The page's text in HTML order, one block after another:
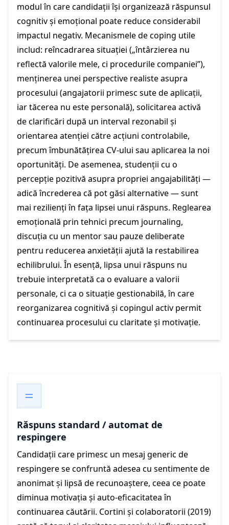
modul în care candidații își organizează răspunsul
cognitiv și emoțional poate reduce considerabil
impactul negativ. Mecanismele de coping utile
includ: reîncadrarea situației („întârzierea nu
reflectă valorile mele, ci procedurile companiei”),
menținerea unei perspective realiste asupra
procesului (angajatorii primesc sute de aplicații,
iar tăcerea nu este personală), solicitarea activă
de clarificări după un interval rezonabil și
orientarea atenției către acțiuni controlabile,
precum îmbunătățirea CV-ului sau aplicarea la noi
oportunități. De asemenea, studenții cu o
percepție pozitivă asupra propriei angajabilități —
adică încrederea că pot găsi alternative — sunt
mai rezilienți în fața lipsei unui răspuns. Reglearea
emoțională prin tehnici precum journaling,
discuția cu un mentor sau pauze deliberate
pentru reducerea anxietății ajută la restabilirea
echilibrului. În esență, lipsa unui răspuns nu
trebuie interpretată ca o evaluare a valorii
personale, ci ca o situație gestionabilă, în care
reorganizarea cognitivă și copingul activ permit
continuarea procesului cu claritate și motivație.
Răspuns standard / automat de
respingere
Candidații care primesc un mesaj generic de
respingere se confruntă adesea cu sentimente de
anonimat și lipsă de recunoaștere, ceea ce poate
diminua motivația și auto-eficacitatea în
continuarea căutării. Cortini și colaboratorii (2019)